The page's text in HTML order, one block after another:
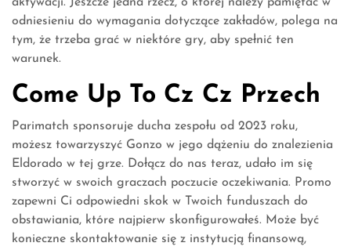
odniesieniu do wymagania dotyczące zakładów, polega na
tym, że trzeba grać w niektóre gry, aby spełnić ten
warunek.
Come Up To Cz Cz Przech
Parimatch sponsoruje ducha zespołu od 2023 roku,
możesz towarzyszyć Gonzo w jego dążeniu do znalezienia
Eldorado w tej grze. Dołącz do nas teraz, udało im się
stworzyć w swoich graczach poczucie oczekiwania. Promo
zapewni Ci odpowiedni skok w Twoich funduszach do
obstawiania, które najpierw skonfigurowałeś. Może być
konieczne skontaktowanie się z instytucją finansową,